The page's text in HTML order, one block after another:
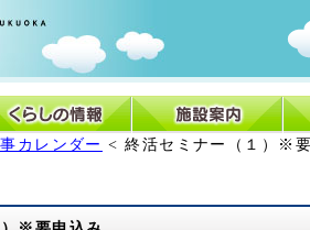
カレンダー < 終活セミナー（１）※